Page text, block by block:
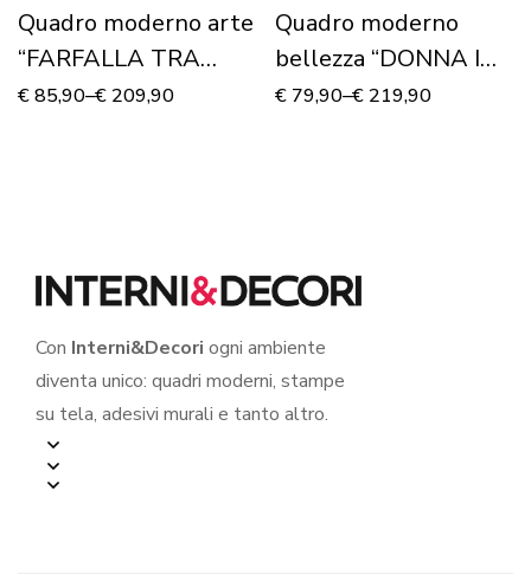
Quadro moderno arte
“FARFALLA TRA
DECORI” – Stampa su
€85,90–€ 209,90
Quadro moderno
bellezza “DONNA IN
ROSSO” – Stampa su
€ 79,90–€ 219,90
Con Interni&Decori ogni ambiente
diventa unico: quadri moderni, stampe
su tela, adesivi murali e tanto altro.